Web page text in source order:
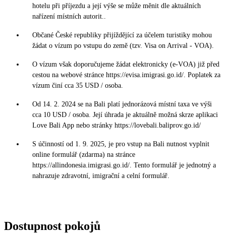
hotelu při příjezdu a její výše se může měnit dle aktuálních
nařízení místních autorit..
Občané České republiky přijíždějící za účelem turistiky mohou
žádat o vízum po vstupu do země (tzv. Visa on Arrival - VOA).
O vízum však doporučujeme žádat elektronicky (e-VOA) již před
cestou na webové stránce https://evisa.imigrasi.go.id/. Poplatek za
vízum činí cca 35 USD / osoba.
Od 14. 2. 2024 se na Bali platí jednorázová místní taxa ve výši
cca 10 USD / osoba. Její úhrada je aktuálně možná skrze aplikaci
Love Bali App nebo stránky https://lovebali.baliprov.go.id/
S účinností od 1. 9. 2025, je pro vstup na Bali nutnost vyplnit
online formulář (zdarma) na stránce
https://allindonesia.imigrasi.go.id/. Tento formulář je jednotný a
nahrazuje zdravotní, imigrační a celní formulář.
Dostupnost pokojů